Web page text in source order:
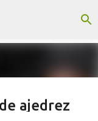
ajedrez